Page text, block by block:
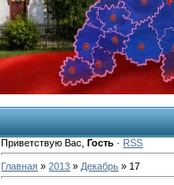
Приветствую Вас ,Гость · RSS
Главная »2013 » Декабрь » 17